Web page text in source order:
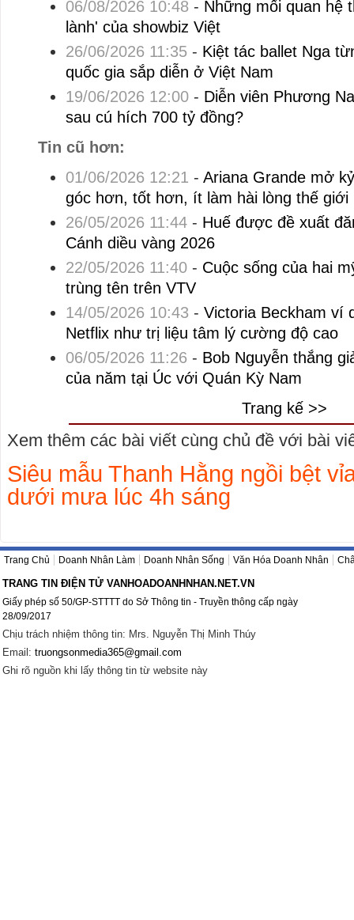
06/08/2026 10:48 - Những mối quan hệ
lành' của showbiz Việt
26/06/2026 11:35- Kiệt tác ballet Nga
quốc gia sắp diễn ở Việt Nam
19/06/2026 12:00- Diễn viên Phương
sau cú hích 700 tỷ đồng?
Tin cũ hơn:
01/06/2026 12:21 - Ariana Grande mở
góc hơn, tốt hơn, ít làm hài lòng thế giới
26/05/2026 11:44- Huế được đề xuất
Cánh diều vàng 2026
22/05/2026 11:40- Cuộc sống của hai
trùng tên trên VTV
14/05/2026 10:43 - Victoria Beckham ví
Netflix như trị liệu tâm lý cường độ cao
06/05/2026 11:26 - Bob Nguyễn thắng
của năm tại Úc với Quán Kỳ Nam
Trang kế >>
Xem thêm các bài viết cùng chủ đề với bài
Siêu mẫu Thanh Hằng ngồi bệt
dưới mưa lúc 4h sáng
Trang Chủ Doanh Nhân Làm Doanh Nhân Sống Văn Hóa Doanh Nhân
TRANG TIN ĐIỆN TỬ VANHOADOANHNHAN.NET.VN
Giấy phép số 50/GP-STTTT do Sở Thông tin - Truyền thông cấp ngày
28/09/2017
Chịu trách nhiệm thông tin: Mrs. Nguyễn Thị Minh Thúy
Email: truongsonmedia365@gmail.com
Ghi rõ nguồn khi lấy thông tin từ website này